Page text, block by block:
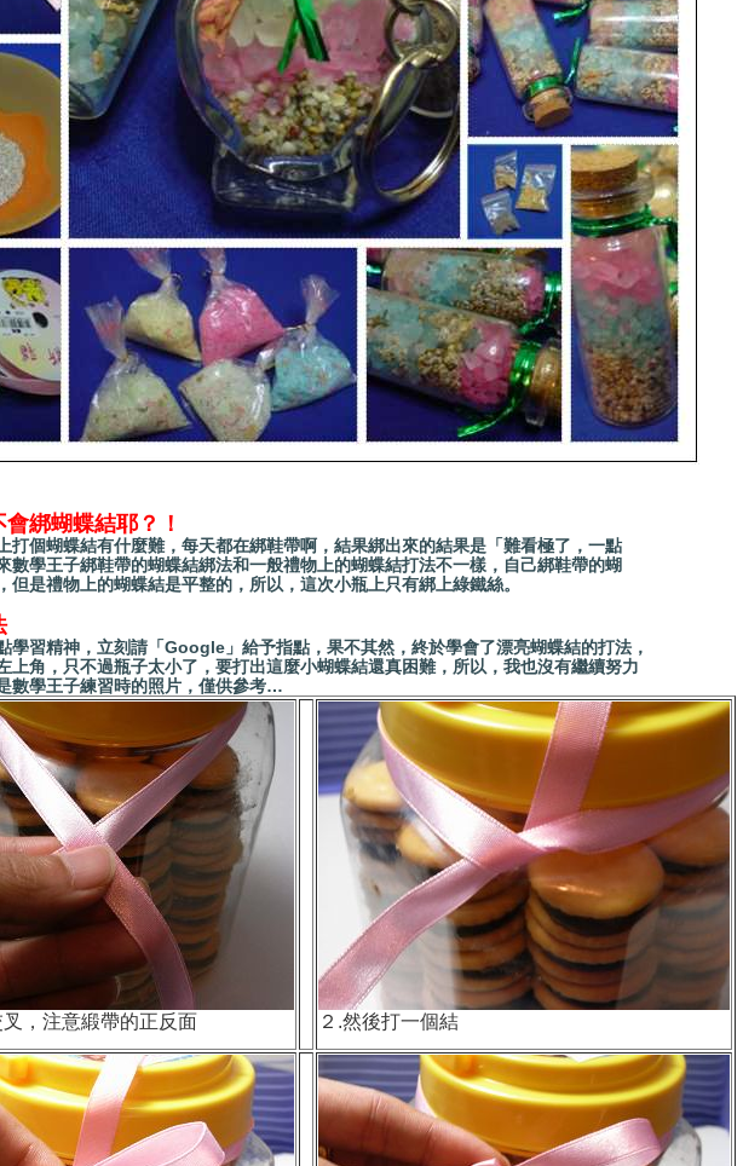
綁蝴蝶結耶？！
打個蝴蝶結有什麼難，每天都在綁鞋帶啊，結果綁出來的結果是「難看極了，一點
數學王子綁鞋帶的蝴蝶結綁法和一般禮物上的蝴蝶結打法不一樣， 自己綁鞋帶的蝴
但是禮物上的蝴蝶結是平整的，所以，這次小瓶上只有綁上綠鐵絲。
學習精神，立刻請「Google」給予指點，果不其然，終於學會了漂亮蝴蝶結的打法，
上角，只不過瓶子太小了，要打出這麼小蝴蝶結還真困難，所以，我也沒有繼續努力
數學王子練習時的照片，僅供參考…
叉，注意緞帶的正反面 ２.然後打一個結